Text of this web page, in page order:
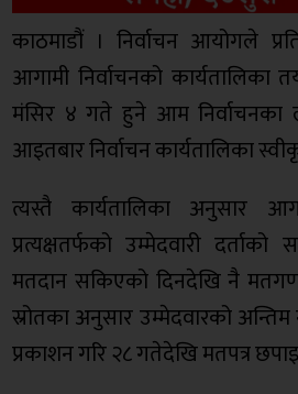
काठमाडौं । निर्वाचन आयोगले
आगामी निर्वाचनको
मंसिर ४ गते हुने आम निर्वाचनका
आइतबार निर्वाचन कार्यतालिका
त्यस्तै कार्यतालिका अनुसार
प्रत्यक्षतर्फको उम्मेदवारी
मतदान सकिएको दिनदेखि नै
स्रोतका अनुसार उम्मेदवारको
प्रकाशन गरि २८ गतेदेखि मतपत्र